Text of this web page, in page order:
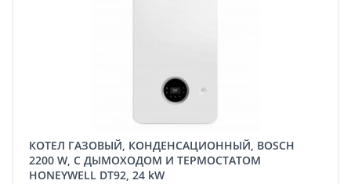
КОТЕЛ ГАЗОВЫЙ, КОНДЕНСАЦИОННЫЙ, BOSCH
2200 W, С ДЫМОХОДОМ И ТЕРМОСТАТОМ
HONEYWELL DT92, 24 kW